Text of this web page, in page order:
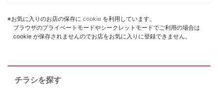
※お気に入りのお店の保存に cookie を利用しています。
ブラウザのプライベートモードやシークレットモードでご利用の場合は
cookie が保存されませんのでお店をお気に入りに登録できません。
チラシを探す